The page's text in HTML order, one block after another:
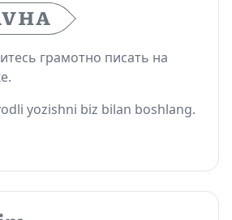
грамотно писать на
yozishni biz bilan boshlang.